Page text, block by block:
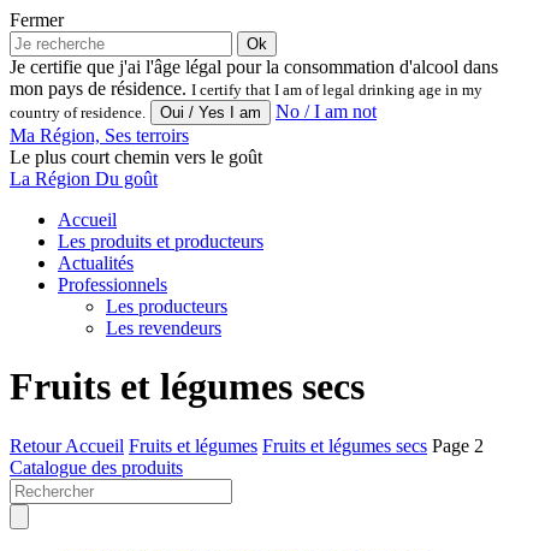
Fermer
Ok
Je certifie que j'ai l'âge légal pour la consommation d'alcool dans
mon pays de résidence. I certify that I am of legal drinking age in my
country of residence.
No / I am not
Ma Région, Ses terroirs
Le plus court chemin vers le goût
La Région Du goût
Accueil
Les produits et producteurs
Actualités
Professionnels
Les producteurs
Les revendeurs
Fruits et légumes secs
RetourAccueil Fruits et légumes Fruits et légumes secs Page 2
Catalogue des produits